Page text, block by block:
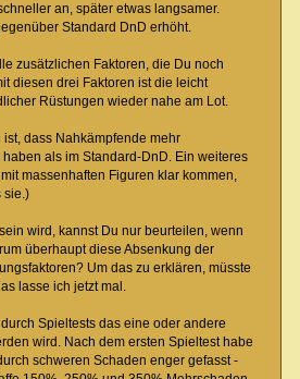
an, später etwas langsamer.
Standard DnD erhöht.
zusätzlichen Faktoren, die Du noch
diesen drei Faktoren ist die leicht
Rüstungen wieder nahe am Lot.
dass Nahkämpfende mehr
als im Standard-DnD. Ein weiteres
massenhaften Figuren klar kommen,
sie.)
wird, kannst Du nur beurteilen, wenn
überhaupt diese Absenkung der
Um das zu erklären, müsste
lasse ich jetzt mal.
Spieltests das eine oder andere
wird. Nach dem ersten Spieltest habe
schweren Schaden enger gefasst -